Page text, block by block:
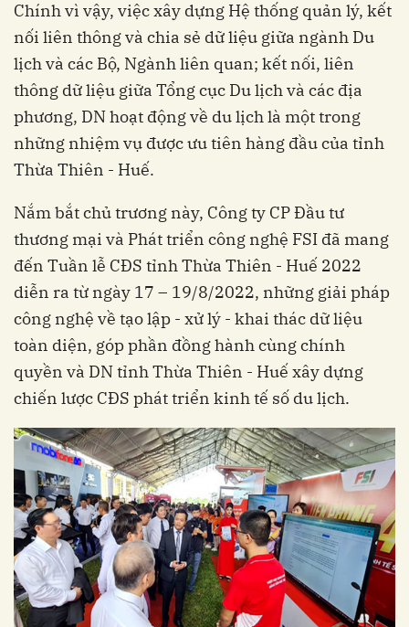
Chính vì vậy, việc xây dựng Hệ thống quản lý, kết
nối liên thông và chia sẻ dữ liệu giữa ngành Du
lịch và các Bộ, Ngành liên quan; kết nối, liên
thông dữ liệu giữa Tổng cục Du lịch và các địa
phương, DN hoạt động về du lịch là một trong
những nhiệm vụ được ưu tiên hàng đầu của tỉnh
Thừa Thiên - Huế.
Nắm bắt chủ trương này, Công ty CP Đầu tư
thương mại và Phát triển công nghệ FSI đã mang
đến Tuần lễ CĐS tỉnh Thừa Thiên - Huế 2022
diễn ra từ ngày 17 – 19/8/2022, những giải pháp
công nghệ về tạo lập - xử lý - khai thác dữ liệu
toàn diện, góp phần đồng hành cùng chính
quyền và DN tỉnh Thừa Thiên - Huế xây dựng
chiến lược CĐS phát triển kinh tế số du lịch.